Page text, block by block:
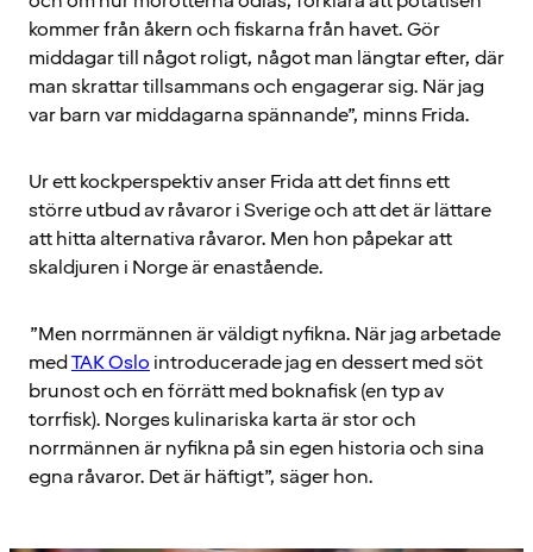
kommer från åkern och fiskarna från havet. Gör
middagar till något roligt, något man längtar efter, där
man skrattar tillsammans och engagerar sig. När jag
var barn var middagarna spännande”, minns Frida.
Ur ett kockperspektiv anser Frida att det finns ett
större utbud av råvaror i Sverige och att det är lättare
att hitta alternativa råvaror. Men hon påpekar att
skaldjuren i Norge är enastående.
”Men norrmännen är väldigt nyfikna. När jag arbetade
medTAK Oslo introducerade jag en dessert med söt
brunost och en förrätt med boknafisk (en typ av
torrfisk). Norges kulinariska karta är stor och
norrmännen är nyfikna på sin egen historia och sina
egna råvaror. Det är häftigt”, säger hon.